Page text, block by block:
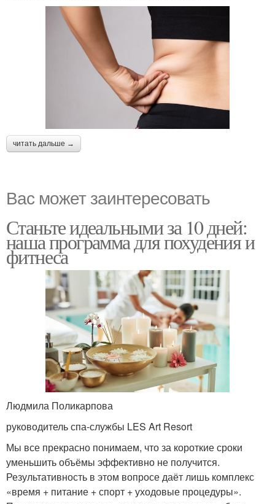
читать дальше →
Вас может заинтересовать
Станьте идеальными за 10 дней:
наша программа для похудения и
фитнеса
Людмила Поликарпова
руководитель спа-службы LES Art Resort
Мы все прекрасно понимаем, что за короткие сроки
уменьшить объёмы эффективно не получится.
Результативность в этом вопросе даёт лишь комплекс
«время + питание + спорт + уходовые процедуры».